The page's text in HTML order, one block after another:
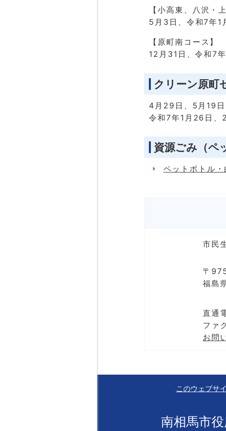
【小高東、八沢・
5月3日、令和7年1
【原町南コース】
12月31日、令和7
クリーン原町
4月29日、5月19
令和7年1月26日
資源ごみ（ペ
ペットボトル
市民
〒
福島
直通
ファ
お問
このウェブサ
南相馬市